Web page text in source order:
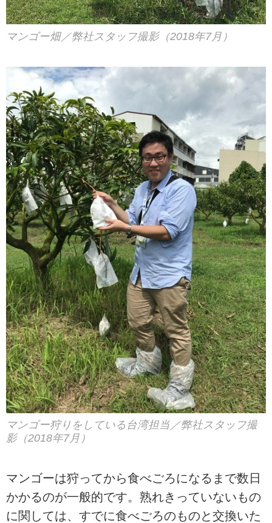
マンゴー畑／弊社スタッフ撮影（2018年7月）
マンゴー狩りをしている台湾担当／弊社スタッフ撮
影（2018年7月）
マンゴーは狩ってから食べごろになるまで数日
かかるのが一般的です。熟れきっていないもの
に関しては、すでに食べごろのものと交換いた